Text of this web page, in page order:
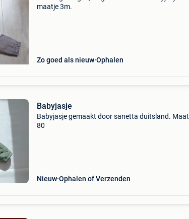
maatje 3m.
Zo goed als nieuw Ophalen
Babyjasje
Babyjasje gemaakt door sanetta duitsland. Maat
80
Nieuw Ophalen of Verzenden